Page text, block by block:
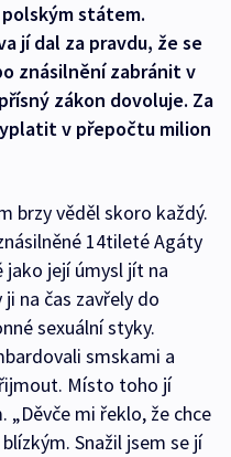
státem.
jí dal za pravdu, že se
znásilnění zabránit v
zákon dovoluje. Za
v přepočtu milion
brzy věděl skoro každý.
14tileté Agáty
jako její úmysl jít na
na čas zavřely do
sexuální styky.
smskami a
Místo toho jí
mi řeklo, že chce
Snažil jsem se jí